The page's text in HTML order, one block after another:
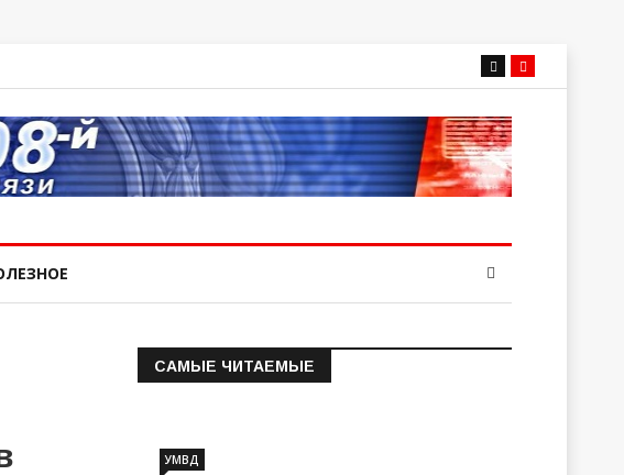
САМЫЕ ЧИТАЕМЫЕ
Информация о состоянии
УМВД